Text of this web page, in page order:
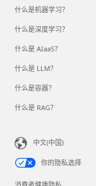
什么是机器学习？
什么是深度学习？
什么是 AIaaS？
什么是 LLM？
什么是容器？
什么是 RAG？
中文(中国)
你的隐私选择